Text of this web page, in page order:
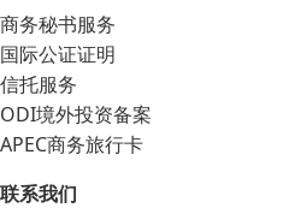
商务秘书服务
国际公证证明
信托服务
ODI境外投资备案
APEC商务旅行卡
联系我们